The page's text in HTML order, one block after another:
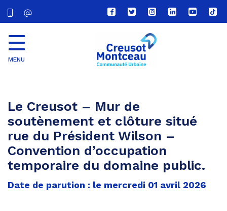
Lien
vers
compte
Facebook
Lien
vers
compte
Twitter
Lien
vers
le
compte
Lien
vers
Lien
vers
Lien
vers
MENU
Le Creusot – Mur de
soutènement et clôture situé
rue du Président Wilson –
Convention d’occupation
temporaire du domaine public.
Date de parution : le mercredi 01 avril 2026